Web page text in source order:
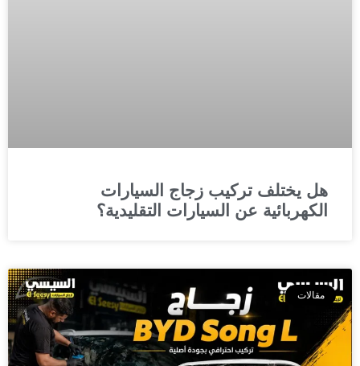
هل يختلف تركيب زجاج السيارات
الكهربائية عن السيارات التقليدية؟
مقالات